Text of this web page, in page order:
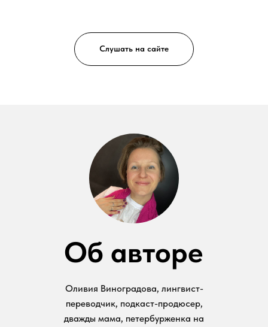
Слушать на сайте
Об авторе
Оливия Виноградова, лингвист-
переводчик, подкаст-продюсер,
дважды мама, петербурженка на